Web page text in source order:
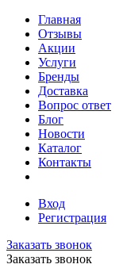
Главная
Отзывы
Акции
Услуги
Бренды
Доставка
Вопрос ответ
Блог
Новости
Каталог
Контакты
Вход
Регистрация
Заказать звонок
Заказать звонок